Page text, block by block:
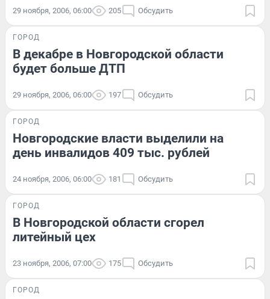
29 ноября, 2006, 06:00 205 Обсудить
ГОРОД
В декабре в Новгородской области
будет больше ДТП
29 ноября, 2006, 06:00 197 Обсудить
ГОРОД
Новгородские власти выделили на
день инвалидов 409 тыс. рублей
24 ноября, 2006, 06:00 181 Обсудить
ГОРОД
В Новгородской области сгорел
литейный цех
23 ноября, 2006, 07:00 175 Обсудить
ГОРОД